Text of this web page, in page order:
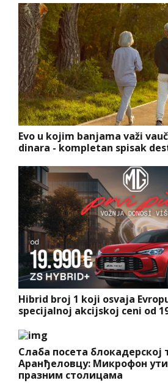
Evo u kojim banjama važi
dinara - kompletan spisak
Hibrid broj 1 koji osvaja
specijalnoj akcijskoj ceni od
Слаба посета блокадерској
Аранђеловцу: Микрофон
празним столицама